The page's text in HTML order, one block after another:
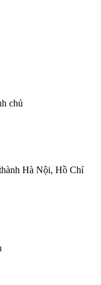
chủ
Hà Nội, Hồ Chí